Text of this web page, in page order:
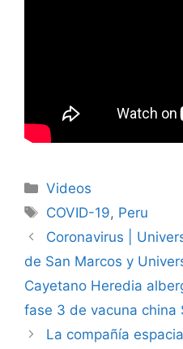
Categorías
Videos
Etiquetas
COVID-19, Peru
Coronavirus |
de San Marcos y
Cayetano Heredia
fase 3 de vacuna china
La compañía